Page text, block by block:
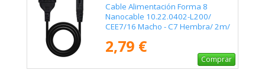
Cable Alimentación Forma 8
Nanocable 10.22.0402-L200/
CEE7/16 Macho - C7 Hembra/ 2m/
2,79 €
Comprar